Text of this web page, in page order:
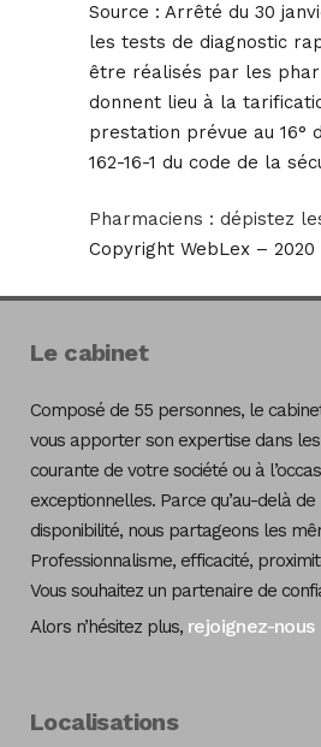
Source : Arrêté du 30
les tests de diagnostic
être réalisés par les
donnent lieu à la
prestation prévue au 16°
162-16-1 du code de la
Pharmaciens : dépistez
Copyright WebLex – 2020
Le cabinet
Composé de 55 personnes, le
vous apporter son expertise dans
courante de votre société ou à
exceptionnelles. Parce qu’au-delà
disponibilité, nous partageons les
Professionnalisme, efficacité,
Vous souhaitez un partenaire de
Alors n’hésitez plus, rejoignez-nous
Localisations